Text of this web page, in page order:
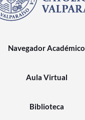
Navegador Académico
Aula Virtual
Biblioteca